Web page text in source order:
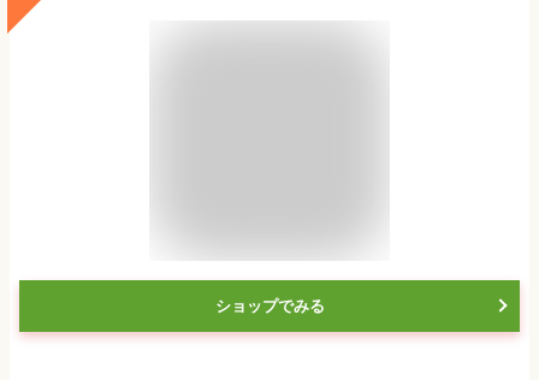
ショップでみる